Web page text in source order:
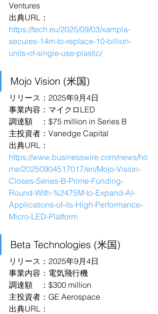
Ventures
出典URL：
https://tech.eu/2025/09/03/xampla-
secures-14m-to-replace-10-billion-
units-of-single-use-plastic/
Mojo Vision (米国)
リリース：2025年9月4日
事業内容：マイクロLED
調達額　：$75 million in Series B
主投資者：Vanedge Capital
出典URL：
https://www.businesswire.com/news/ho
me/20250904517017/en/Mojo-Vision-
Closes-Series-B-Prime-Funding-
Round-With-%2475M-to-Expand-AI-
Applications-of-its-High-Performance-
Micro-LED-Platform
Beta Technologies (米国)
リリース：2025年9月4日
事業内容：電気飛行機
調達額　：$300 million
主投資者：GE Aerospace
出典URL：